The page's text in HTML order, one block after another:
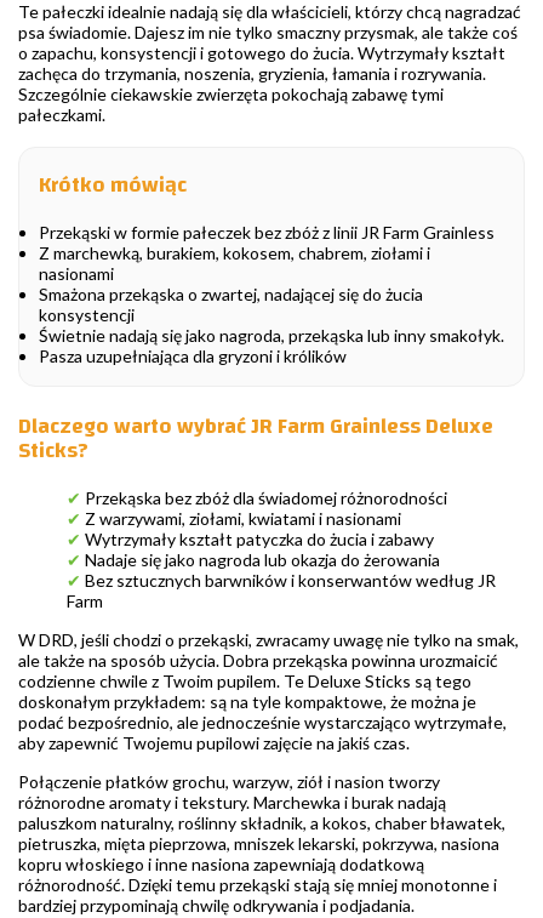
Te pałeczki idealnie nadają się dla właścicieli, którzy chcą nagradzać
psa świadomie. Dajesz im nie tylko smaczny przysmak, ale także coś
o zapachu, konsystencji i gotowego do żucia. Wytrzymały kształt
zachęca do trzymania, noszenia, gryzienia, łamania i rozrywania.
Szczególnie ciekawskie zwierzęta pokochają zabawę tymi
pałeczkami.
Krótko mówiąc
Przekąski w formie pałeczek bez zbóż z linii JR Farm Grainless
Z marchewką, burakiem, kokosem, chabrem, ziołami i
nasionami
Smażona przekąska o zwartej, nadającej się do żucia
konsystencji
Świetnie nadają się jako nagroda, przekąska lub inny smakołyk.
Pasza uzupełniająca dla gryzoni i królików
Dlaczego warto wybrać JR Farm Grainless Deluxe
Sticks?
✔ Przekąska bez zbóż dla świadomej różnorodności
✔ Z warzywami, ziołami, kwiatami i nasionami
✔ Wytrzymały kształt patyczka do żucia i zabawy
✔ Nadaje się jako nagroda lub okazja do żerowania
✔ Bez sztucznych barwników i konserwantów według JR
Farm
W DRD, jeśli chodzi o przekąski, zwracamy uwagę nie tylko na smak,
ale także na sposób użycia. Dobra przekąska powinna urozmaicić
codzienne chwile z Twoim pupilem. Te Deluxe Sticks są tego
doskonałym przykładem: są na tyle kompaktowe, że można je
podać bezpośrednio, ale jednocześnie wystarczająco wytrzymałe,
aby zapewnić Twojemu pupilowi zajęcie na jakiś czas.
Połączenie płatków grochu, warzyw, ziół i nasion tworzy
różnorodne aromaty i tekstury. Marchewka i burak nadają
paluszkom naturalny, roślinny składnik, a kokos, chaber bławatek,
pietruszka, mięta pieprzowa, mniszek lekarski, pokrzywa, nasiona
kopru włoskiego i inne nasiona zapewniają dodatkową
różnorodność. Dzięki temu przekąski stają się mniej monotonne i
bardziej przypominają chwilę odkrywania i podjadania.